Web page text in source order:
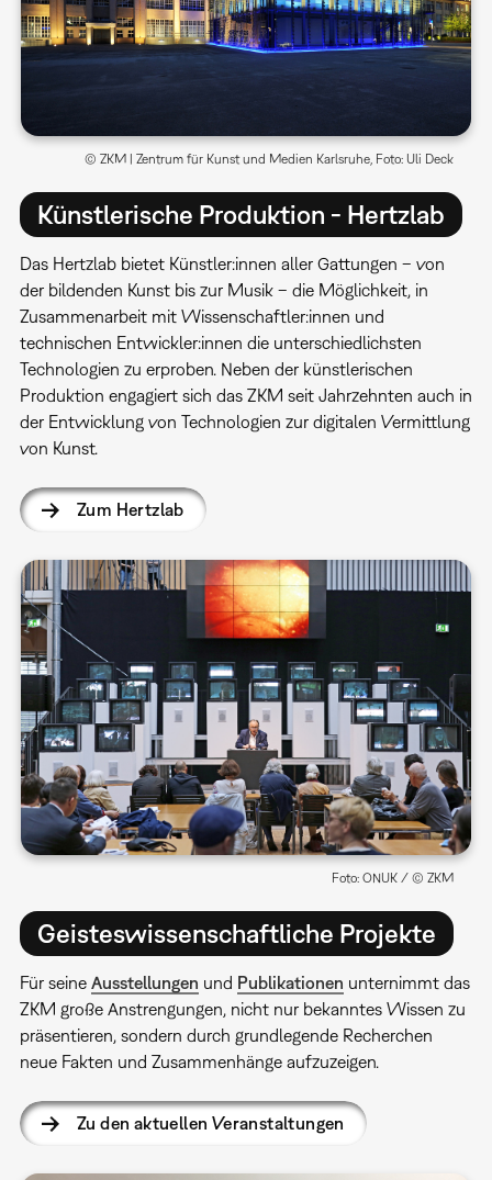
Künstlerische Produktion - Hertzlab
Das Hertzlab bietet Künstler:innen aller Gattungen – von
der bildenden Kunst bis zur Musik – die Möglichkeit, in
Zusammenarbeit mit Wissenschaftler:innen und
technischen Entwickler:innen die unterschiedlichsten
Technologien zu erproben. Neben der künstlerischen
Produktion engagiert sich das ZKM seit Jahrzehnten auch in
der Entwicklung von Technologien zur digitalen Vermittlung
von Kunst.
Zum Hertzlab
© ZKM | Zentrum für Kunst und Medien Karlsruhe, Foto: Uli Deck
Geisteswissenschaftliche Projekte
Für seine Ausstellungen und Publikationen unternimmt das
ZKM große Anstrengungen, nicht nur bekanntes Wissen zu
präsentieren, sondern durch grundlegende Recherchen
neue Fakten und Zusammenhänge aufzuzeigen.
Zu den aktuellen Veranstaltungen
Foto: ONUK / © ZKM